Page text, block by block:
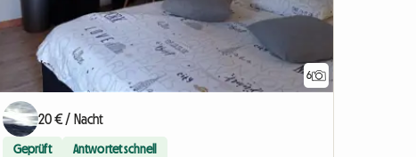
Zur Anzeige
6
20 € / Nacht
Geprüft Antwortet schnell